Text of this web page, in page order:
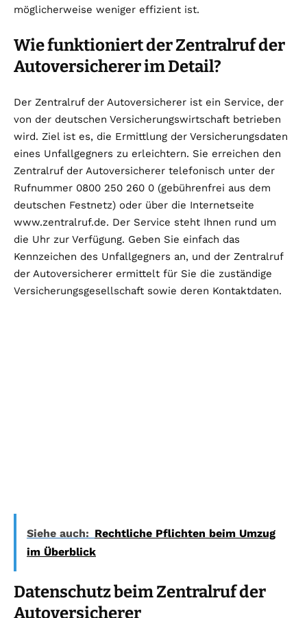
möglicherweise weniger effizient ist.
Wie funktioniert der Zentralruf der
Autoversicherer im Detail?
Der Zentralruf der Autoversicherer ist ein Service, der
von der deutschen Versicherungswirtschaft betrieben
wird. Ziel ist es, die Ermittlung der Versicherungsdaten
eines Unfallgegners zu erleichtern. Sie erreichen den
Zentralruf der Autoversicherer telefonisch unter der
Rufnummer 0800 250 260 0 (gebührenfrei aus dem
deutschen Festnetz) oder über die Internetseite
www.zentralruf.de. Der Service steht Ihnen rund um
die Uhr zur Verfügung. Geben Sie einfach das
Kennzeichen des Unfallgegners an, und der Zentralruf
der Autoversicherer ermittelt für Sie die zuständige
Versicherungsgesellschaft sowie deren Kontaktdaten.
Siehe auch: Rechtliche Pflichten beim Umzug
im Überblick
Datenschutz beim Zentralruf der
Autoversicherer